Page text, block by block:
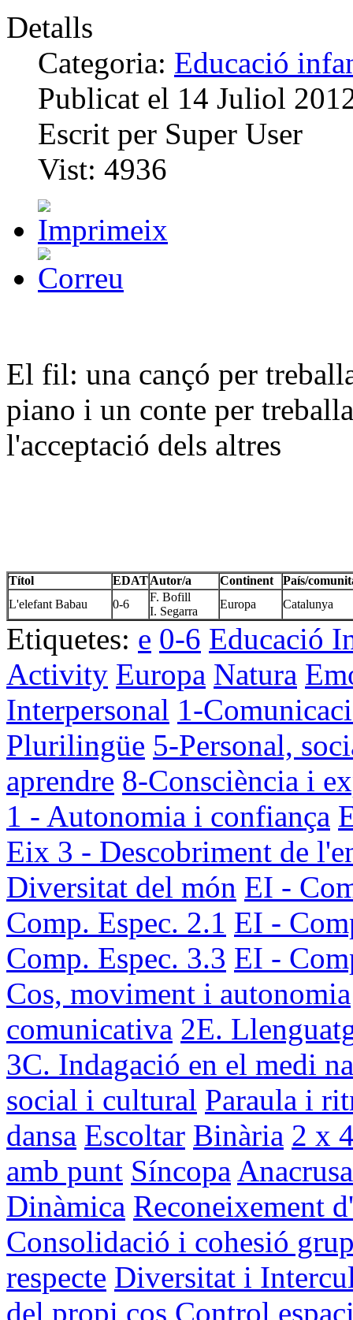
Detalls
Categoria: Educació
Publicat el 14 Juliol
Escrit per Super User
Vist: 4936
El fil: una cançó per
piano i un conte per
l'acceptació dels altres
Títol EDATAutor/a Continent
País/
L'elefant Babau
0-6
F. Bofill
I. Segarra
Europa Catalunya
Etiquetes: e 0-6 Educació
Activity Europa Natura
Interpersonal 1-
Plurilingüe 5-Personal,
aprendre 8-Consciència i
1 - Autonomia i confiança
Eix 3 - Descobriment de
Diversitat del món EI -
Comp. Espec. 2.1 EI -
Comp. Espec. 3.3 EI -
Cos, moviment i autonomia
comunicativa 2E.
3C. Indagació en el medi
social i cultural Paraula i
dansa Escoltar Binària 2 x
amb punt Síncopa Anacrusa
Dinàmica Reconeixement
Consolidació i cohesió
respecte Diversitat i
del propi cos Control